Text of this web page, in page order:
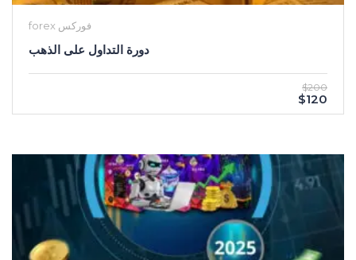
forex فوركس
دورة التداول على الذهب
$200
$120